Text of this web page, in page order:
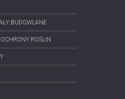
BUDOWLANE
ROŚLIN